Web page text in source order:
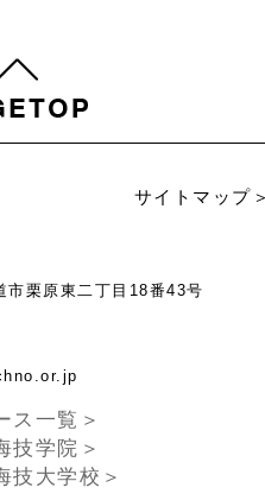
サイトマップ
栗原東二丁目18番43号
techno.or.jp
ス一覧＞
技学院＞
技大学校＞